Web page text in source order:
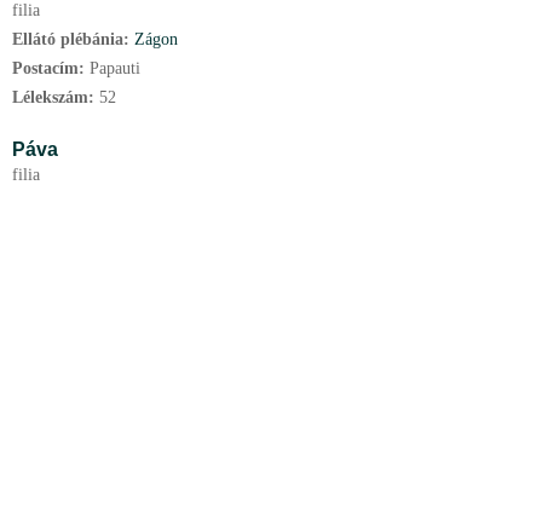
filia
Ellátó plébánia: Zágon
Postacím: Papauti
Lélekszám: 52
Páva
filia